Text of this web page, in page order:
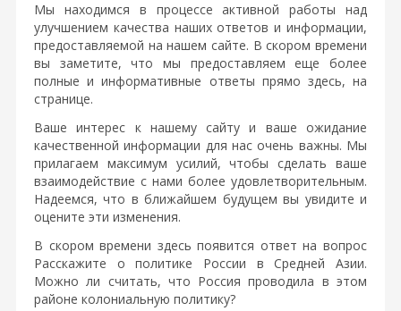
Мы находимся в процессе активной работы над
улучшением качества наших ответов и информации,
предоставляемой на нашем сайте. В скором времени
вы заметите, что мы предоставляем еще более
полные и информативные ответы прямо здесь, на
странице.
Ваше интерес к нашему сайту и ваше ожидание
качественной информации для нас очень важны. Мы
прилагаем максимум усилий, чтобы сделать ваше
взаимодействие с нами более удовлетворительным.
Надеемся, что в ближайшем будущем вы увидите и
оцените эти изменения.
В скором времени здесь появится ответ на вопрос
Расскажите о политике России в Средней Азии.
Можно ли считать, что Россия проводила в этом
районе колониальную политику?